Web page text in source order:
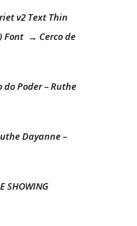
v2 Text Thin
Font → Cerco de
do Poder – Ruthe
Dayanne –
SHOWING